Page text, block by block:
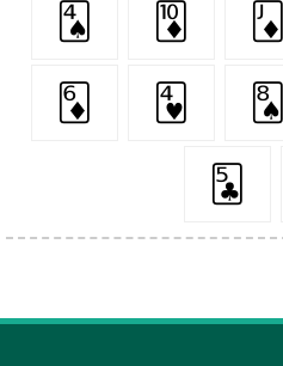
🂤 🃊 🃋
🃆 🂴 🂨
🃕